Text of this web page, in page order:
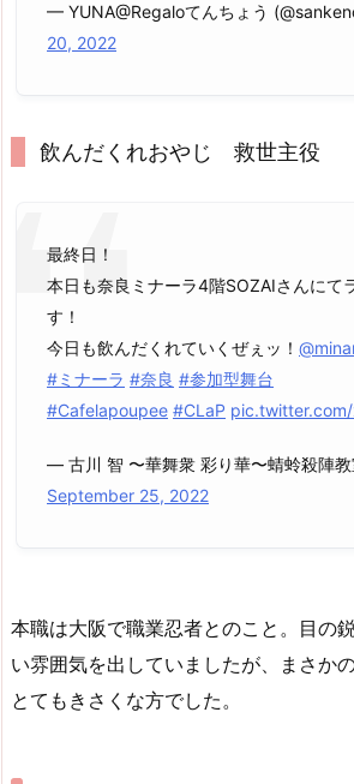
— YUNA@Regaloてんちょう
20, 2022
飲んだくれおやじ 救世主役
最終日！
本日も奈良ミナーラ4階SOZAIさんにて
す！
今日も飲んだくれていくぜぇッ！
#ミナーラ #奈良 #参加型舞台
#Cafelapoupee #CLaP
— 古川 智 〜華舞衆 彩り華〜蜻蛉殺陣
September 25, 2022
本職は大阪で職業忍者とのこと。目の
い雰囲気を出していましたが、まさかの
とてもきさくな方でした。